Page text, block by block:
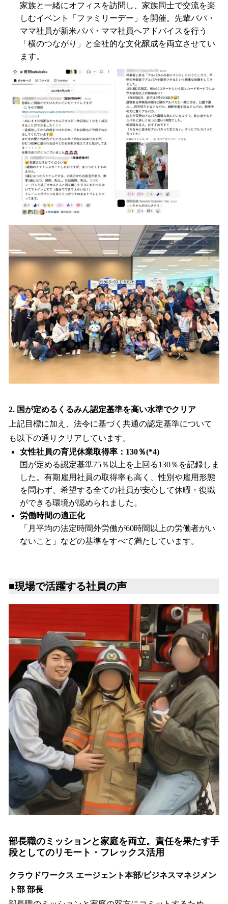
家族と一緒にオフィスを訪問し、家族同士で交流を楽
しむイベント「ファミリーデー」を開催。先輩パパ・
ママ社員が新米パパ・ママ社員へアドバイスを行う
「横のつながり」と全社的な文化醸成を両立させてい
ます。
2. 国が定めるくるみん認定基準を高い水準でクリア
上記目標に加え、法令に基づく共通の認定基準について
も以下の通りクリアしています。
女性社員の育児休業取得率：130％(*4)
国が定める認定基準75％以上を上回る130％を記録しま
した。有期雇用社員の取得率も高く、性別や雇用形態
を問わず、希望する全ての社員が安心して休暇・復職
ができる環境が認められました。
労働時間の適正化
「月平均の法定時間外労働が60時間以上の労働者がい
ないこと」などの基準をすべて満たしています。
■現場で活躍する社員の声
部長職のミッションと家庭を両立。責任を果たす手
段としてのリモート・フレックス活用
クラウドワークス エージェント本部/ビジネスマネジメン
ト部 部長